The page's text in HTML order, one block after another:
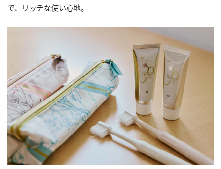
で、リッチな使い心地。